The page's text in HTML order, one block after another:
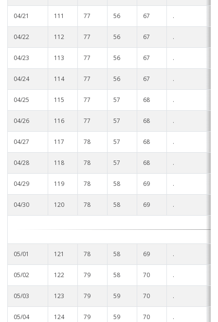
04/21 111 77 56 67 .
04/22 112 77 56 67 .
04/23 113 77 56 67 .
04/24 114 77 56 67 .
04/25 115 77 57 68 .
04/26 116 77 57 68 .
04/27 117 78 57 68 .
04/28 118 78 57 68 .
04/29 119 78 58 69 .
04/30 120 78 58 69 .
05/01 121 78 58 69 .
05/02 122 79 58 70 .
05/03 123 79 59 70 .
05/04 124 79 59 70 .